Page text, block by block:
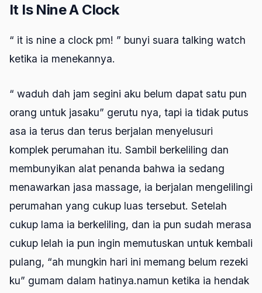
It Is Nine A Clock
“ it is nine a clock pm! ” bunyi suara talking watch
ketika ia menekannya.
“ waduh dah jam segini aku belum dapat satu pun
orang untuk jasaku” gerutu nya, tapi ia tidak putus
asa ia terus dan terus berjalan menyelusuri
komplek perumahan itu. Sambil berkeliling dan
membunyikan alat penanda bahwa ia sedang
menawarkan jasa massage, ia berjalan mengelilingi
perumahan yang cukup luas tersebut. Setelah
cukup lama ia berkeliling, dan ia pun sudah merasa
cukup lelah ia pun ingin memutuskan untuk kembali
pulang, “ah mungkin hari ini memang belum rezeki
ku” gumam dalam hatinya.namun ketika ia hendak